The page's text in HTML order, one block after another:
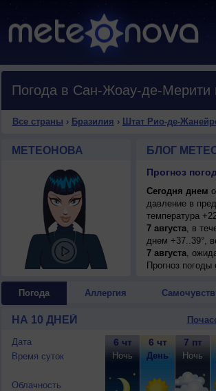
Погода в Сан-Жоау-де-Мерити
Все страны › Бразилия › Штат Рио-де-
МЕТЕОНОВА БЛОГ
Сегодня днем
давление в
температура
7 августа, в
днем +37..39°,
7 августа,
ветер северо-
ночью
юго-западный,
Прогноз погоды
Погода Аллергия
НА 10 ДНЕЙ
Дата
Время суток
Облачность
6 чт
Ночь
6 чт
День
7 пт
Ночь